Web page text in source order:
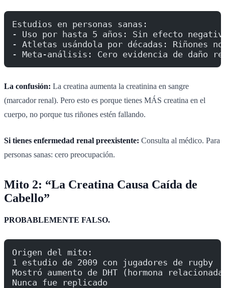
Estudios en personas sanas:
- Uso por hasta 5 años: Sin efecto
- Atletas usándola por décadas: Riñones
- Meta-análisis: Cero evidencia de daño
La confusión: La creatina aumenta la creatinina en sangre
(marcador renal). Pero esto es porque tienes MÁS creatina en el
cuerpo, no porque tus riñones estén fallando.
Si tienes enfermedad renal preexistente: Consulta al médico. Para
personas sanas: cero preocupación.
Mito 2: “La Creatina Causa Caída de
Cabello”
PROBABLEMENTE FALSO.
Origen del mito:
1 estudio de 2009 con jugadores de rugby
Mostró aumento de DHT (hormona
Nunca fue replicado